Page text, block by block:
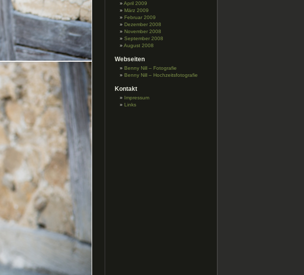
April 2009
März 2009
Februar 2009
Dezember 2008
November 2008
September 2008
August 2008
Webseiten
Benny Nill – Fotografie
Benny Nill – Hochzeitsfotografie
Kontakt
Impressum
Links